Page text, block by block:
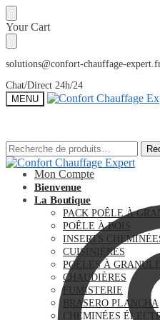
Sauter
à
la
navigation
Skip
to
content
Your Cart
solutions@confort-chauffage-
Chat/Direct 24h/24
MENU
Recherche
pour :
Mon Compte
Recherche
pour :
Bienvenue
La Boutique
PACK POÊLE À
POÊLE À BOIS
INSERTS
CUISINIÈRES
POÊLES À
CHAUDIÈRES
FUMISTERIE
BRASERO PLANCHA
CHEMINÉES